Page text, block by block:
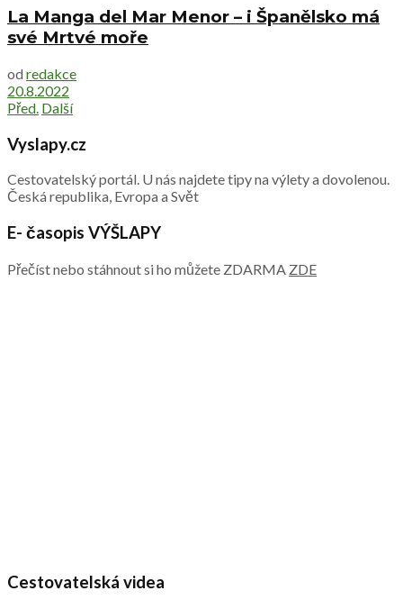
La Manga del Mar Menor – i Španělsko má
své Mrtvé moře
od redakce
20.8.2022
Před. Další
Vyslapy.cz
Cestovatelský portál. U nás najdete tipy na výlety a dovolenou.
Česká republika, Evropa a Svět
E- časopis VÝŠLAPY
Přečíst nebo stáhnout si ho můžete ZDARMA ZDE
Cestovatelská videa